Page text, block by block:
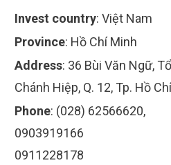
Invest country: Việt Nam
Province: Hồ Chí Minh
Address: 36 Bùi Văn Ngữ,
Chánh Hiệp, Q. 12, Tp. Hồ
Phone: (028) 62566620,
0903919166
0911228178